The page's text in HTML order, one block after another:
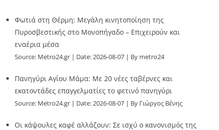
Φωτιά στη Θέρμη: Μεγάλη κινητοποίηση της
Πυροσβεστικής στο Μονοπήγαδο – Επιχειρούν και
εναέρια μέσα
Source: Metro24.gr Date: 2026-08-07 By metro24
Πανηγύρι Αγίου Μάμα: Με 20 νέες ταβέρνες και
εκατοντάδες επαγγελματίες το φετινό πανηγύρι
Source: Metro24.gr Date: 2026-08-07 By Γιώργος Βένης
Οι κάψουλες καφέ αλλάζουν: Σε ισχύ ο κανονισμός της